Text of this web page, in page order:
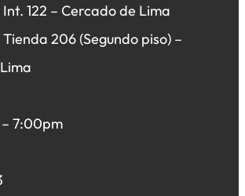
122 – Cercado de Lima
206 (Segundo piso) –
– 7:00pm